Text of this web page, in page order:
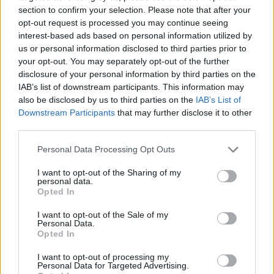
section to confirm your selection. Please note that after your
opt-out request is processed you may continue seeing
interest-based ads based on personal information utilized by
us or personal information disclosed to third parties prior to
your opt-out. You may separately opt-out of the further
disclosure of your personal information by third parties on the
IAB’s list of downstream participants. This information may
also be disclosed by us to third parties on the IAB’s List of
Downstream Participants that may further disclose it to other
Personal Data Processing Opt Outs
I want to opt-out of the Sharing of my
personal data.
Opted In
I want to opt-out of the Sale of my
Personal Data.
Opted In
I want to opt-out of processing my
Personal Data for Targeted Advertising.
doxycycline i w tym samym miesiącu dostalam
zapalenie pęcherza moczowego i brałam też
furaginum i witaminę c , nie dostałam okresu od
10 dni ,ciąża wykluczona beta HCG
przedwczoraj 0,2 a na wizycie u ginekologa
usłyszałam tylko że on nic tu nie widzi i że
endometrium bardzo cieniutkie .moje pytanie
czy okres powinien przyjść w tym miesiącu czy
to coś poważniejszego ?
Forum: Ginekologia - forum dla rodziny i
pacjentki
POWIĄZANE
Tematy przezierność karkowa spirala
embolizacja mięśniaków macicy
ropień gruczołu bartholina opryszczka
Reklama: